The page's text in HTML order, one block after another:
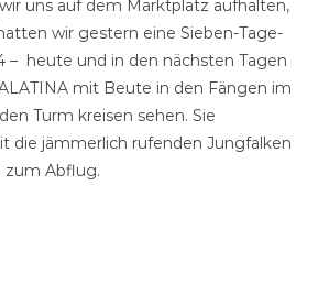
uns auf dem Marktplatz aufhalten,
wir gestern eine Sieben-Tage-
– heute und in den nächsten Tagen
mit Beute in den Fängen im
Turm kreisen sehen. Sie
die jämmerlich rufenden Jungfalken
zum Abflug.